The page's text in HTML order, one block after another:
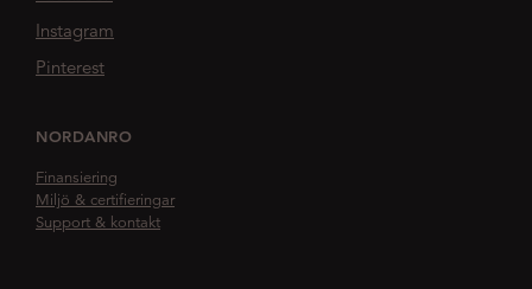
Instagram
Pinterest
NORDANRO
Finansiering
Miljö & certifieringar
Support & kontakt